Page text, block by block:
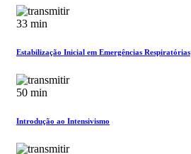
33 min
Estabilização Inicial em Emergências Respiratórias
50 min
Introdução ao Intensivismo